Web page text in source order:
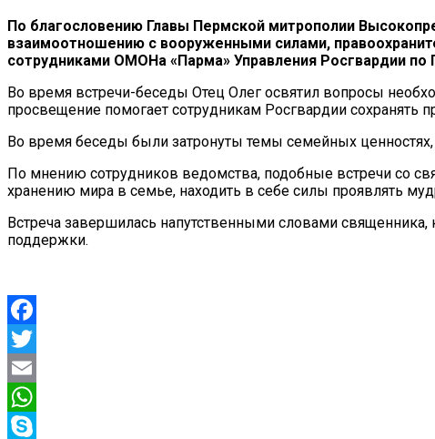
По благословению Главы Пермской митрополии
взаимоотношению с вооруженными силами,
сотрудниками ОМОНа «Парма» Управления Росгвардии
Во время встречи-беседы Отец Олег освятил вопросы
просвещение помогает сотрудникам Росгвардии сохранять
Во время беседы были затронуты темы семейных
По мнению сотрудников ведомства, подобные встречи со
хранению мира в семье, находить в себе силы проявлять
Встреча завершилась напутственными словами
поддержки.
Facebook
Twitter
Email
WhatsApp